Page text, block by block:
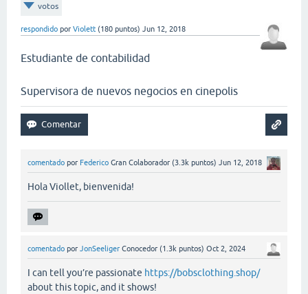
votos
respondido por Violett (180 puntos) Jun 12, 2018
Estudiante de contabilidad
Supervisora de nuevos negocios en cinepolis
comentado por Federico Gran Colaborador (3.3k puntos) Jun 12, 2018
Hola Viollet, bienvenida!
comentado por JonSeeliger Conocedor (1.3k puntos) Oct 2, 2024
I can tell you’re passionate https://bobsclothing.shop/
about this topic, and it shows!